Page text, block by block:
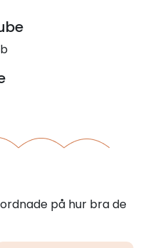
på hur bra de